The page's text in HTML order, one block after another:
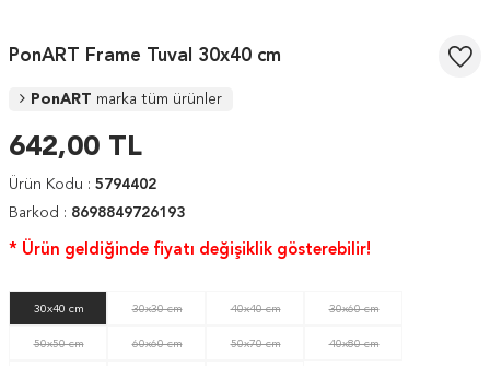
PonART Frame Tuval 30x40 cm
PonART marka tüm ürünler
642,00 TL
Ürün Kodu : 5794402
Barkod : 8698849726193
* Ürün geldiğinde fiyatı değişiklik gösterebilir!
30x40 cm 30x30 cm 40x40 cm 30x60 cm
50x50 cm 60x60 cm 50x70 cm 40x80 cm